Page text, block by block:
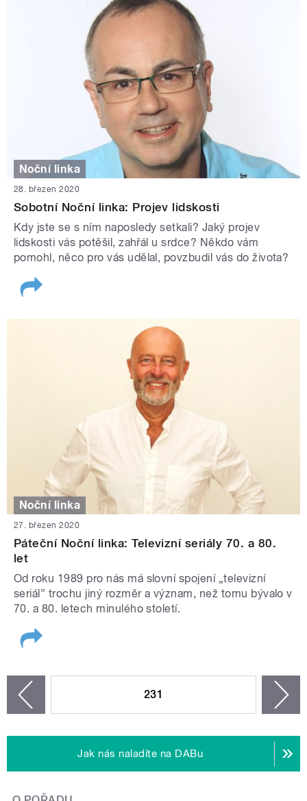
Noční linka
28. březen 2020
Sobotní Noční linka: Projev lidskosti
Kdy jste se s ním naposledy setkali? Jaký projev
lidskosti vás potěšil, zahřál u srdce? Někdo vám
pomohl, něco pro vás udělal, povzbudil vás do života?
Noční linka
27. březen 2020
Páteční Noční linka: Televizní seriály 70. a 80.
let
Od roku 1989 pro nás má slovní spojení „televizní
seriál” trochu jiný rozměr a význam, než tomu bývalo v
70. a 80. letech minulého století.
231
Jak nás naladíte na DABu